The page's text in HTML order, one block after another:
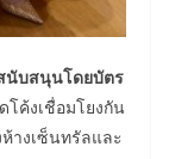
นับสนุนโดยบัตร
โค้งเชื่อมโยงกัน
างเซ็นทรัลและ